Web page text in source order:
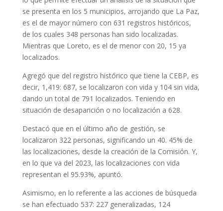
se presenta en los 5 municipios, arrojando que La Paz,
es el de mayor número con 631 registros históricos,
de los cuales 348 personas han sido localizadas.
Mientras que Loreto, es el de menor con 20, 15 ya
localizados.
Agregó que del registro histórico que tiene la CEBP, es
decir, 1,419: 687, se localizaron con vida y 104 sin vida,
dando un total de 791 localizados. Teniendo en
situación de desaparición o no localización a 628.
Destacó que en el último año de gestión, se
localizaron 322 personas, significando un 40. 45% de
las localizaciones, desde la creación de la Comisión. Y,
en lo que va del 2023, las localizaciones con vida
representan el 95.93%, apuntó.
Asimismo, en lo referente a las acciones de búsqueda
se han efectuado 537: 227 generalizadas, 124